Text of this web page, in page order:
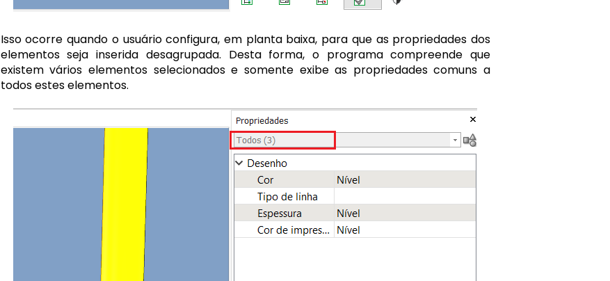
Isso ocorre quando o usuário configura, em planta baixa, para que as propriedades dos
elementos seja inserida desagrupada. Desta forma, o programa compreende que
existem vários elementos selecionados e somente exibe as propriedades comuns a
todos estes elementos.